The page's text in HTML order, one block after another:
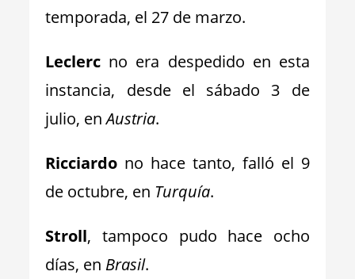
temporada, el 27 de marzo.
Leclerc no era despedido en esta
instancia, desde el sábado 3 de
julio, enAustria.
Ricciardo no hace tanto, falló el 9
de octubre, en Turquía.
Stroll, tampoco pudo hace ocho
días, en Brasil.